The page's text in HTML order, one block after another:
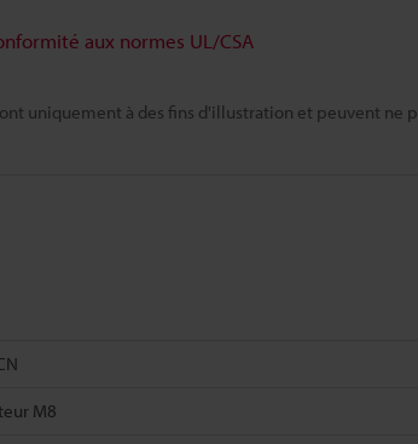
uniquement à des fins d'illustration et peuvent ne
aux normes UL/CSA
M8